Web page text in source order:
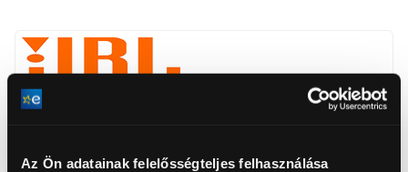
Az Ön adatainak felelősségteljes felhasználása
HARMAN International Industries, Incorporated